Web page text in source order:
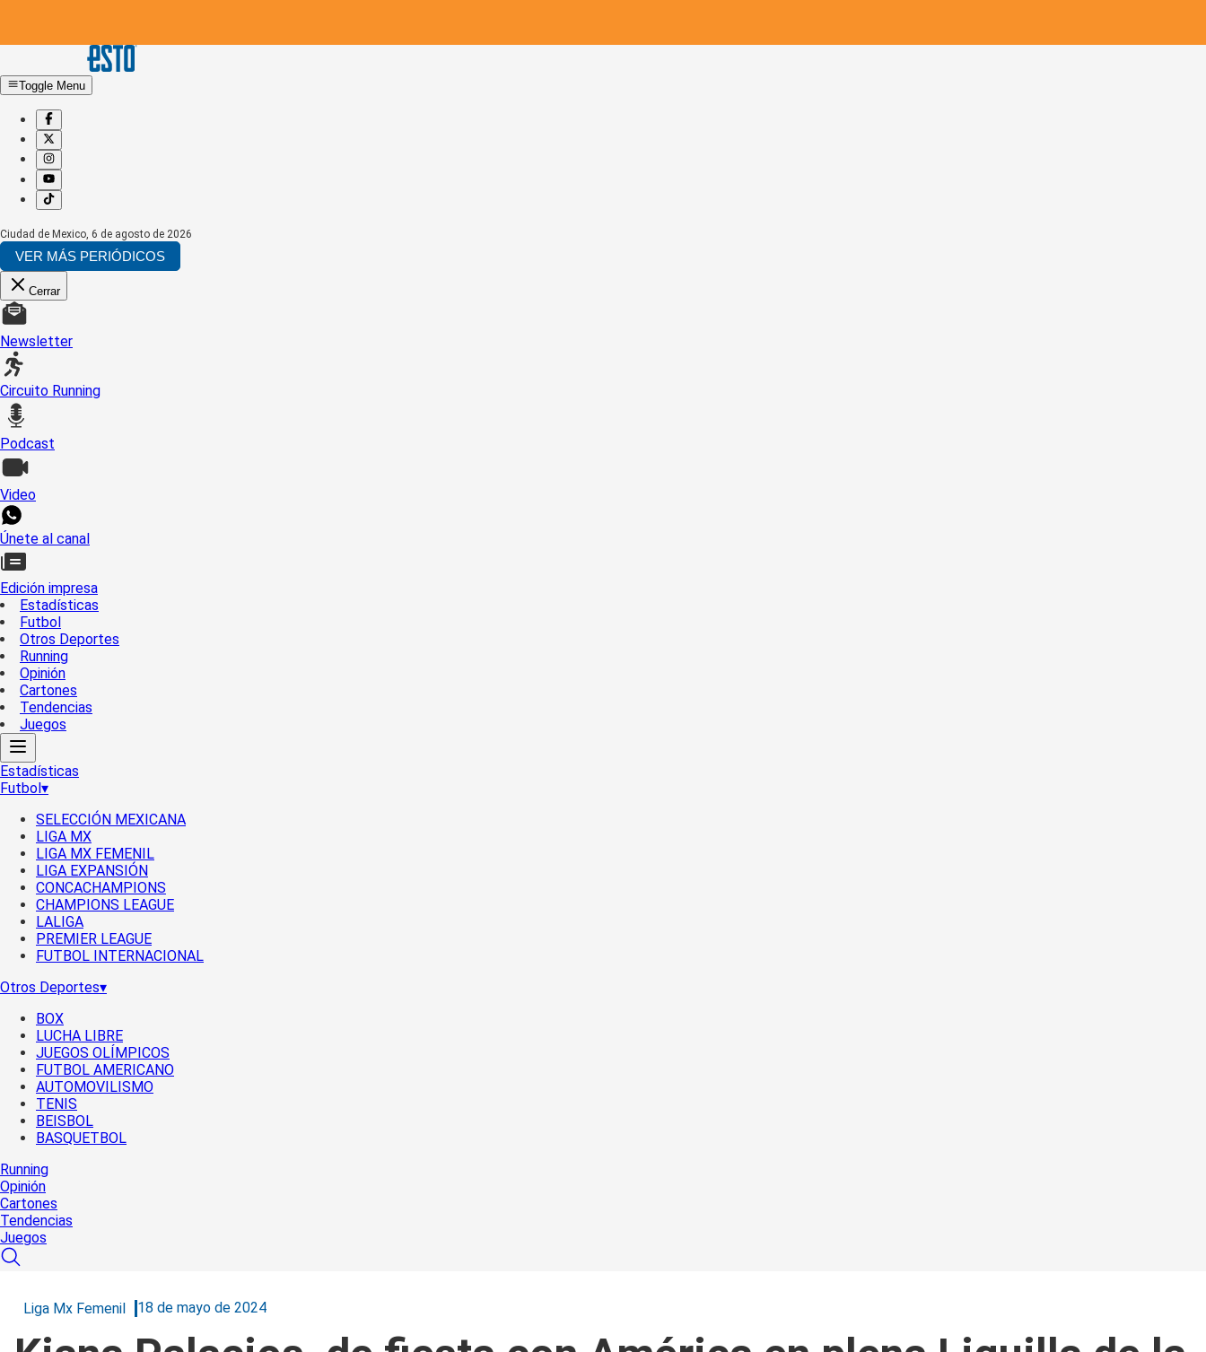
Toggle Menu
Ciudad de Mexico, 6 de agosto de 2026
VER MÁS PERIÓDICOS
Cerrar
Newsletter
Circuito Running
Podcast
Video
Únete al canal
Edición impresa
Estadísticas
Futbol
Otros Deportes
Running
Opinión
Cartones
Tendencias
Juegos
Estadísticas
Futbol▾
SELECCIÓN MEXICANA
LIGA MX
LIGA MX FEMENIL
LIGA EXPANSIÓN
CONCACHAMPIONS
CHAMPIONS LEAGUE
LALIGA
PREMIER LEAGUE
FUTBOL INTERNACIONAL
Otros Deportes▾
BOX
LUCHA LIBRE
JUEGOS OLÍMPICOS
FUTBOL AMERICANO
AUTOMOVILISMO
TENIS
BEISBOL
BASQUETBOL
Running
Opinión
Cartones
Tendencias
Juegos
Liga Mx Femenil 18 de mayo de 2024